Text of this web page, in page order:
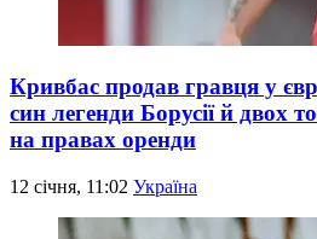
Кривбас продав гравця у
син легенди Борусії й двох
на правах оренди
12 січня, 11:02 Україна